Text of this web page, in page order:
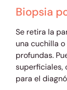
Biopsia
Se retira la
una cuchilla
profundas.
superficiales,
para el